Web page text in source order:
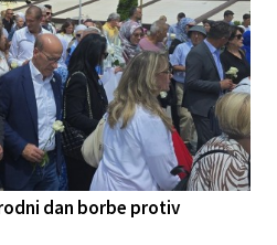
dan borbe protiv